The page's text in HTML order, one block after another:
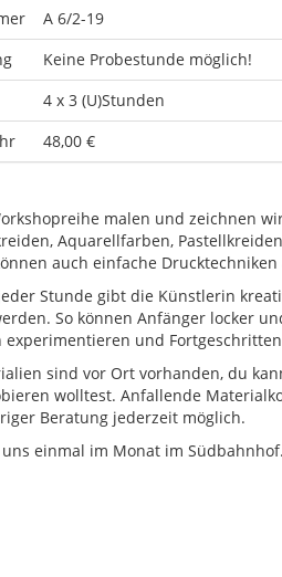
A 6/2-19
Keine Probestunde möglich!
4 x 3 (U)Stunden
48,00 €
malen und zeichnen
Aquarellfarben,
auch einfache
Stunde gibt die Künstlerin
So können Anfänger locker
experimentieren und
sind vor Ort vorhanden, du
wolltest. Anfallende
Beratung jederzeit möglich.
einmal im Monat im